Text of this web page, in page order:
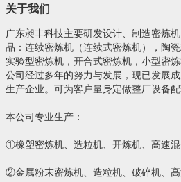
关于我们
广东昶丰科技主要研发设计、制造密炼
品：连续密炼机（连续式密炼机），陶
实验型密炼机，开合式密炼机，小型密
公司经过多年的努力与发展，现已发展
生产企业。可为客户量身定做整厂设备配
本公司专业生产：
①橡塑密炼机、造粒机、开炼机、高速
②金属粉末密炼机、造粒机、破碎机、